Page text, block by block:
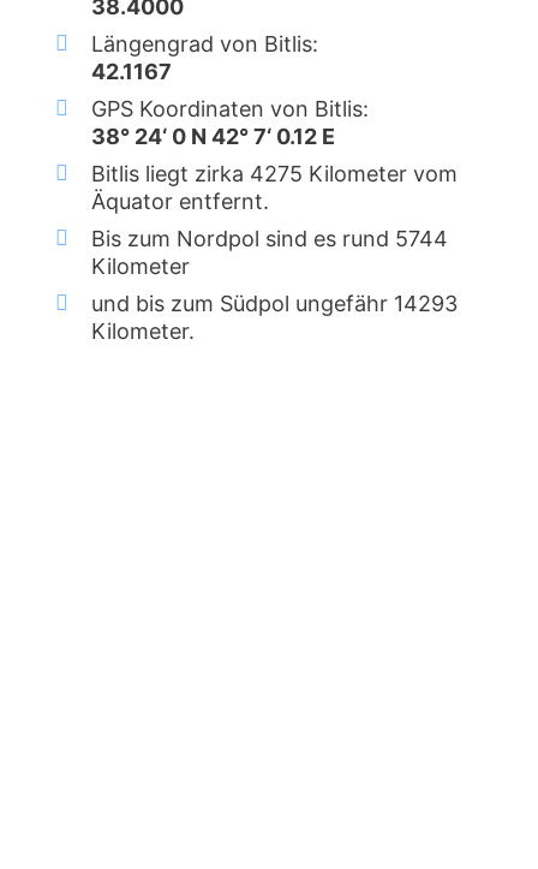
38.4000
Längengrad von Bitlis:
42.1167
GPS Koordinaten von Bitlis:
38° 24‘ 0 N 42° 7‘ 0.12 E
Bitlis liegt zirka 4275 Kilometer vom
Äquator entfernt.
Bis zum Nordpol sind es rund 5744
Kilometer
und bis zum Südpol ungefähr 14293
Kilometer.